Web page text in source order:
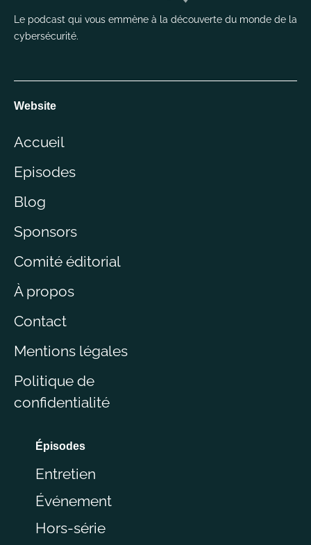
Le podcast qui vous emmène à la découverte du monde de la
cybersécurité.
Website
Accueil
Episodes
Blog
Sponsors
Comité éditorial
À propos
Contact
Mentions légales
Politique de
confidentialité
Épisodes
Entretien
Événement
Hors-série